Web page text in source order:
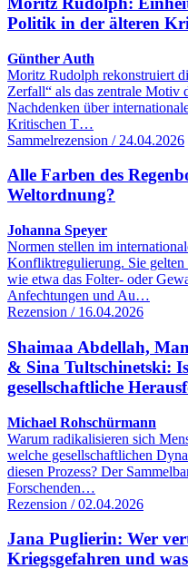
Politik in der älteren
Günther Auth
Moritz Rudolph rekonstruiert
Zerfall“ als das zentrale Motiv
Nachdenken über
Kritischen T…
Sammelrezension / 24.04.2026
Alle Farben des
Weltordnung?
Johanna Speyer
Normen stellen im
Konfliktregulierung. Sie gelten
wie etwa das Folter- oder
Anfechtungen und Au…
Rezension / 16.04.2026
Shaimaa Abdellah,
& Sina Tultschinetski:
gesellschaftliche
Michael Rohschürmann
Warum radikalisieren sich
welche gesellschaftlichen
diesen Prozess? Der
Forschenden…
Rezension / 02.04.2026
Jana Puglierin: Wer
Kriegsgefahren und